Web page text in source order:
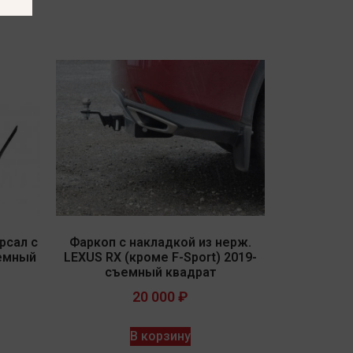
с
Фаркоп с накладкой из нерж.
LEXUS RX (кроме F-Sport) 2019-
съемный квадрат
20 000 ₽
В корзину